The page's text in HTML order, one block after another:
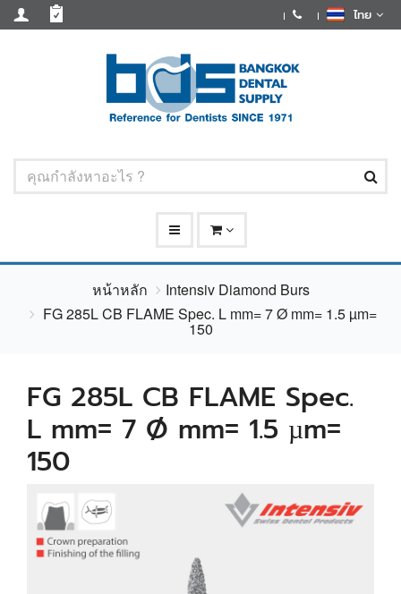
ไทย
หน้าหลัก
Intensiv Diamond Burs
FG 285L CB FLAME Spec. L mm= 7 Ø mm= 1.5 µm=
150
FG 285L CB FLAME Spec.
L mm= 7 Ø mm= 1.5 µm=
150